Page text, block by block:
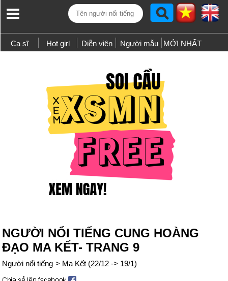
Ca sĩ Hot girl Diễn viên Người mẫu MỚI NHẤT
NGƯỜI NỔI TIẾNG CUNG HOÀNG
ĐẠO MA KẾT- TRANG 9
Người nổi tiếng > Ma Kết (22/12 -> 19/1)